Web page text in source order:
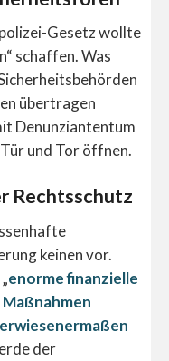
Gesetz wollte
schaffen. Was
übertragen
Denunziantentum
und Tor öffnen.
Rechtsschutz
keinen vor.
enorme finanzielle
der